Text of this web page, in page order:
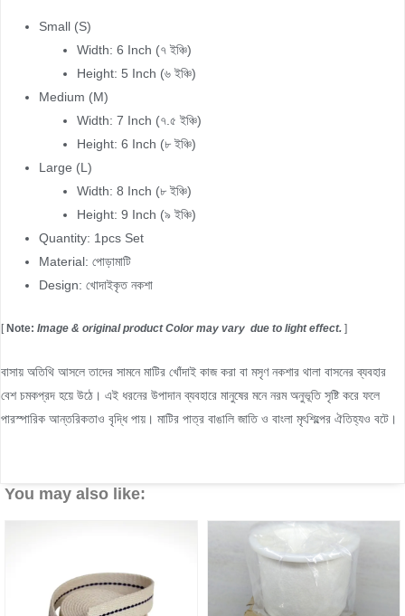
Small (S)
Width: 6 Inch (৭ ইঞ্চি)
Height: 5 Inch (৬ ইঞ্চি)
Medium (M)
Width: 7 Inch (৭.৫ ইঞ্চি)
Height: 6 Inch (৮ ইঞ্চি)
Large (L)
Width: 8 Inch (৮ ইঞ্চি)
Height: 9 Inch (৯ ইঞ্চি)
Quantity: 1pcs Set
Material: পোড়ামাটি
Design: খোদাইকৃত নকশা
[Note: Image & original product Color may vary due to light effect. ]
বাসায় অতিথি আসলে তাদের সামনে মাটির খোঁদাই কাজ করা বা মসৃণ নকশার থালা বাসনের ব্যবহার
বেশ চমকপ্রদ হয়ে উঠে। এই ধরনের উপাদান ব্যবহারে মানুষের মনে নরম অনুভূতি সৃষ্টি করে ফলে
পারস্পারিক আন্তরিকতাও বৃদ্ধি পায়। মাটির পাত্র বাঙালি জাতি ও বাংলা মৃৎশিল্পের ঐতিহ্যও বটে।
You may also like: